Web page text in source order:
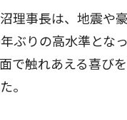
理事長は、地震や
ぶりの高水準とな
で触れあえる喜び
。